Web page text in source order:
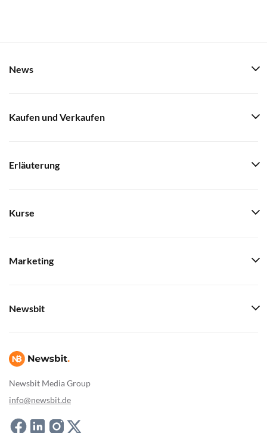
Newsbit Media Group
info@newsbit.de
News
Kaufen und Verkaufen
Erläuterung
Kurse
Marketing
Newsbit